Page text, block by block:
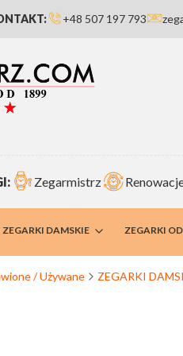
+48 507 197 793
Zegarmistrz
ZEGARKI DAMSKIE ZEGARKI
/ Używane ZEGARKI